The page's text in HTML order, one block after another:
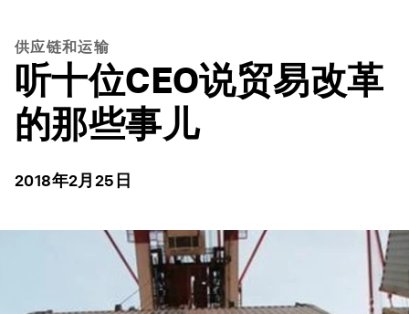
供应链和运输
听十位CEO说贸易改革
的那些事儿
2018年2月25日